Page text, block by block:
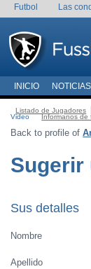
Futbol Las
INICIO NOTICIAS
Listado de Jugadores
Video
Informanos de
Back to profile of
Sugerir
Sus detalles
Nombre
Apellido